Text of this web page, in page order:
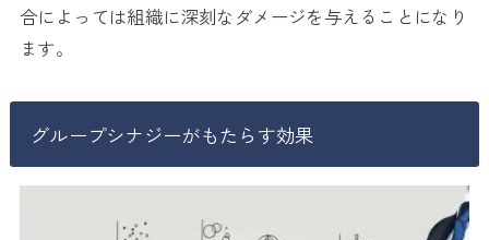
合によっては組織に深刻なダメージを与えることになり
ます。
グループシナジーがもたらす効果